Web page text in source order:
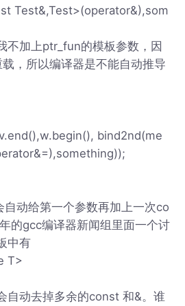
Test&,Test>(operator&),som
不加上ptr_fun的模板参数，因
，所以编译器是不能自动推导
bind2nd(me
动给第一个参数再加上一次co
的gcc编译器新闻组里面一个讨
中有
T>
自动去掉多余的const 和&。谁